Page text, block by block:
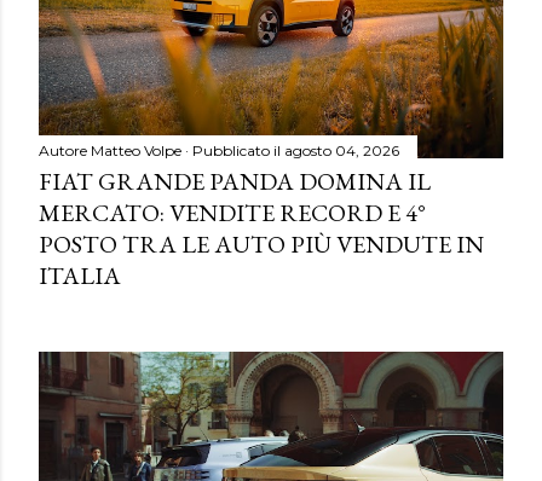
Autore Matteo Volpe Pubblicato il agosto 04, 2026
FIAT GRANDE PANDA DOMINA IL
MERCATO: VENDITE RECORD E 4°
POSTO TRA LE AUTO PIÙ VENDUTE IN
ITALIA